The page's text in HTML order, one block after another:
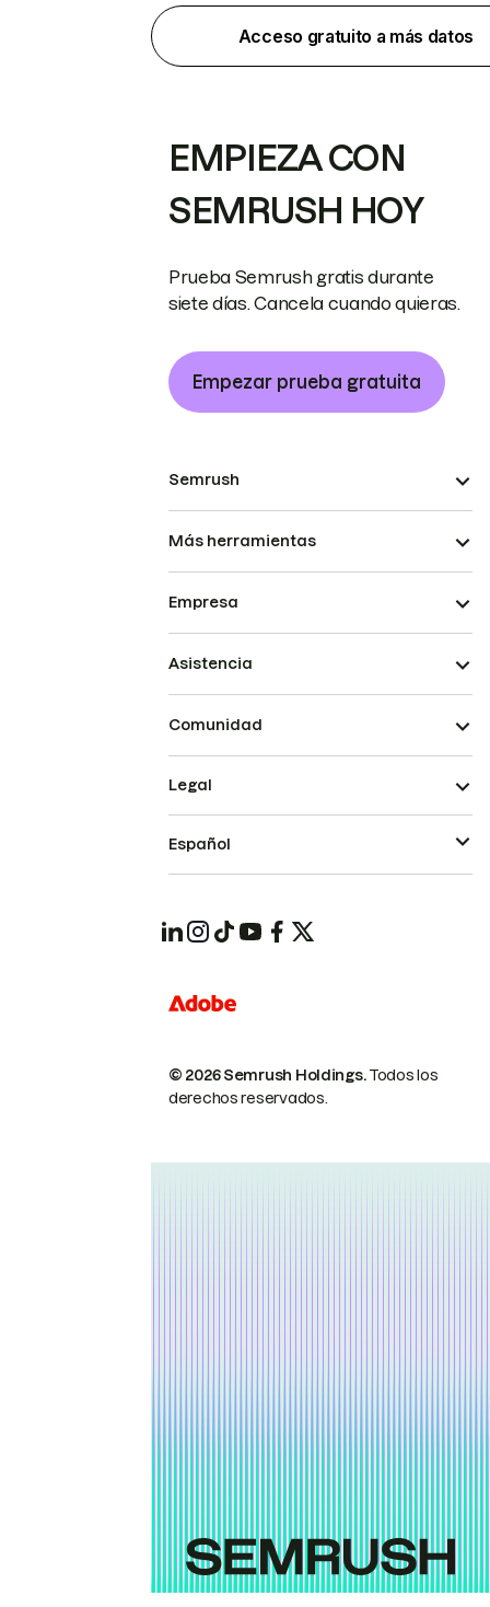
Acceso gratuito a más datos
EMPIEZA CON
SEMRUSH HOY
Prueba Semrush gratis durante
siete días. Cancela cuando quieras.
Empezar prueba gratuita
Semrush
Más herramientas
Empresa
Asistencia
Comunidad
© 2026 Semrush Holdings.Todos los
derechos reservados.
Legal
Español